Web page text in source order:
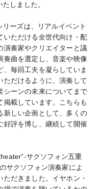
しました。
リーズは、リアルイベント
いただける全世代向け・配
演奏家やクリエイターと議
奏曲を選定し、音楽や映像
毎回工夫を凝らしていま
ただけるように、演奏して
シーンの未来についてまで
掲載しています。こちらも
新しい企画として、多くの
好評を博し、継続して開催
サクソフォン五重
サクソフォン演奏家によ
だきました。イヤホン・